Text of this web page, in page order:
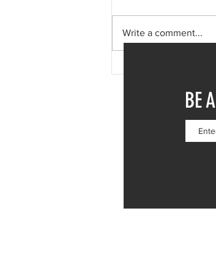
επίσκεψη στην
Write a comment...
BE